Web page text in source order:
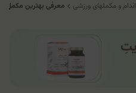
و مکملهای ورزشی معرفی بهترین مکمل